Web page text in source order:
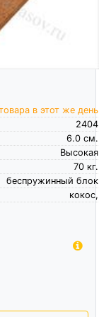
в этот же день
2404
см.
6.0
Высокая
кг.
70
беспружинный блок
кокос,